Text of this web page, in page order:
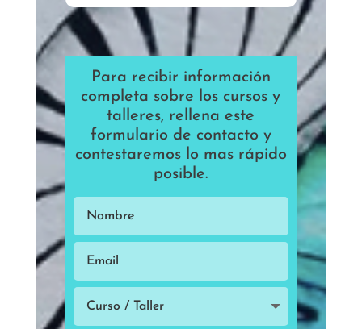
Para recibir información
completa sobre los cursos y
talleres, rellena este
formulario de contacto y
contestaremos lo mas rápido
posible.